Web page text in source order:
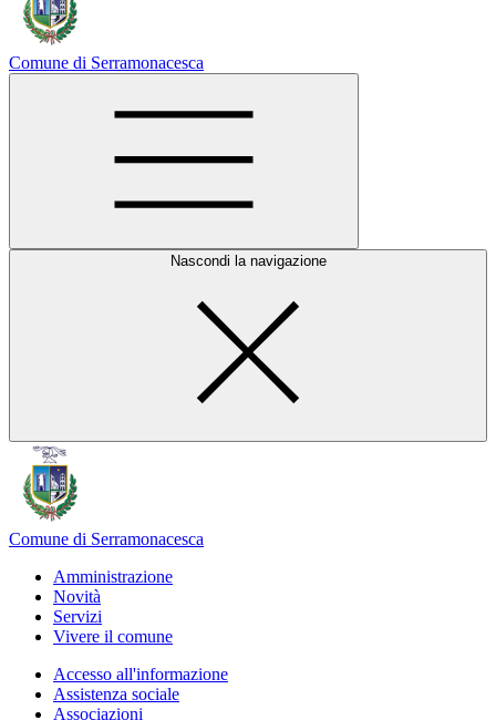
Comune di Serramonacesca
Nascondi la navigazione
Comune di Serramonacesca
Amministrazione
Novità
Servizi
Vivere il comune
Accesso all'informazione
Assistenza sociale
Associazioni